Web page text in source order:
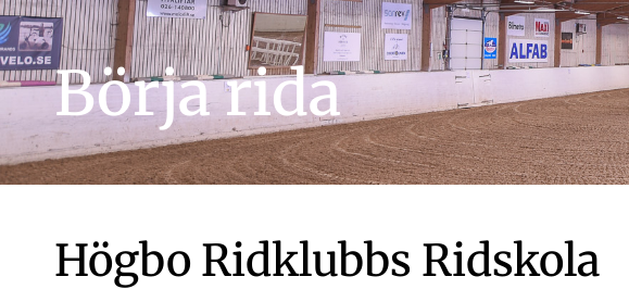
Börja rida
Högbo Ridklubbs Ridskola